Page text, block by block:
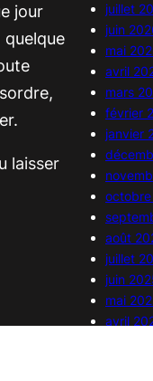
jour
quelque
laisser
juillet
juin
mai
avril
mars
février
janvier
août
juillet
juin
mai
avril